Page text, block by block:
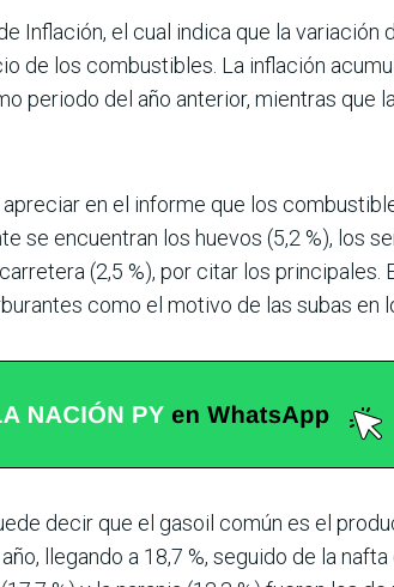
Inflación, el cual indica que la variación
de los combustibles. La inflación
periodo del año anterior, mientras que
en el informe que los
se encuentran los huevos (5,2 %), los
(2,5 %), por citar los principales.
como el motivo de las subas en
decir que el gasoil común es el
llegando a 18,7 %, seguido de la nafta